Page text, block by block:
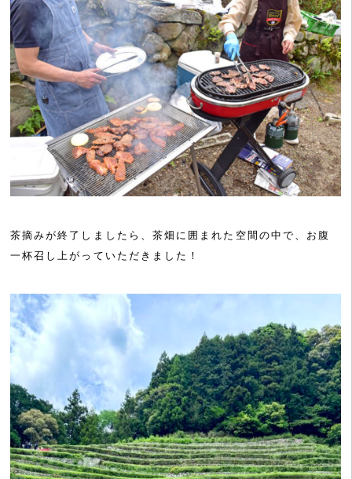
茶摘みが終了しましたら、茶畑に囲まれた空間の中で、お腹
一杯召し上がっていただきました！